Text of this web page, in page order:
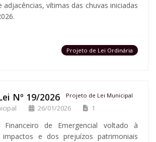
adjacências, vítimas das chuvas iniciadas
Projeto de Lei Ordinária
Nº 19/2026 Projeto de Lei Municipal
26/01/2026 1
de Emergencial voltado à
e dos prejuízos patrimoniais